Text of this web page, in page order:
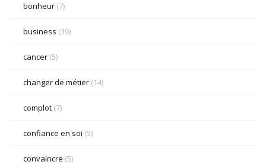
bonheur (7)
business (39)
cancer (5)
changer de métier (14)
complot (7)
confiance en soi (5)
convaincre (5)